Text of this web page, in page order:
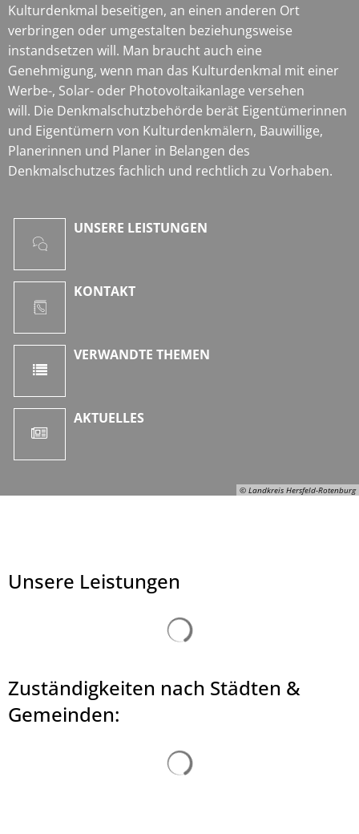
© Landkreis Hersfeld-Rotenburg
Kulturdenkmal beseitigen, an einen anderen Ort
verbringen oder umgestalten beziehungsweise
instandsetzen will. Man braucht auch eine
Genehmigung, wenn man das Kulturdenkmal mit einer
Werbe-, Solar- oder Photovoltaikanlage versehen
will. Die Denkmalschutzbehörde berät Eigentümerinnen
und Eigentümern von Kulturdenkmälern, Bauwillige,
Planerinnen und Planer in Belangen des
Denkmalschutzes fachlich und rechtlich zu Vorhaben.
UNSERE LEISTUNGEN
KONTAKT
VERWANDTE THEMEN
AKTUELLES
Unsere Leistungen
Zuständigkeiten nach Städten &
Gemeinden: